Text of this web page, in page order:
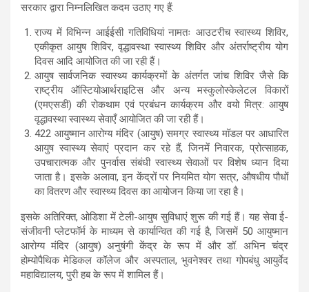
सरकार द्वारा निम्नलिखित कदम उठाए गए हैं:
राज्य में विभिन्न आईईसी गतिविधियां नामतः आउटरीच स्वास्थ्य शिविर,
एकीकृत आयुष शिविर, वृद्धावस्था स्वास्थ्य शिविर और अंतर्राष्ट्रीय योग
दिवस आदि आयोजित की जा रही हैं।
आयुष सार्वजनिक स्वास्थ्य कार्यक्रमों के अंतर्गत जांच शिविर जैसे कि
राष्ट्रीय ऑस्टियोआर्थराइटिस और अन्य मस्कुलोस्केलेटल विकारों
(एमएसडी) की रोकथाम एवं प्रबंधन कार्यक्रम और वयो मित्र: आयुष
वृद्धावस्था स्वास्थ्य सेवाएँ आयोजित की जा रही हैं।
422 आयुष्मान आरोग्य मंदिर (आयुष) समग्र स्वास्थ्य मॉडल पर आधारित
आयुष स्वास्थ्य सेवाएं प्रदान कर रहे हैं, जिनमें निवारक, प्रोत्साहक,
उपचारात्मक और पुनर्वास संबंधी स्वास्थ्य सेवाओं पर विशेष ध्यान दिया
जाता है। इसके अलावा, इन केंद्रों पर नियमित योग सत्र, औषधीय पौधों
का वितरण और स्वास्थ्य दिवस का आयोजन किया जा रहा है।
इसके अतिरिक्त, ओडिशा में टेली-आयुष सुविधाएं शुरू की गई हैं। यह सेवा ई-
संजीवनी प्लेटफॉर्म के माध्यम से कार्यान्वित की गई है, जिसमें 50 आयुष्मान
आरोग्य मंदिर (आयुष) अनुषंगी केंद्र के रूप में और डॉ. अभिन चंद्र
होम्योपैथिक मेडिकल कॉलेज और अस्पताल, भुवनेश्वर तथा गोपबंधु आयुर्वेद
महाविद्यालय, पुरी हब के रूप में शामिल हैं।